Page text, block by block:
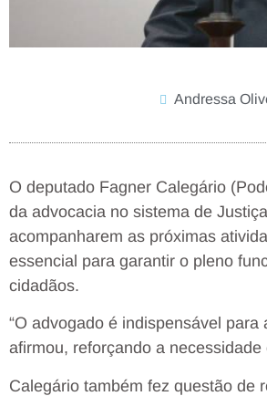
Andressa
O deputado Fagner Calegário
da advocacia no sistema de
acompanharem as próximas
essencial para garantir o pleno
cidadãos.
“O advogado é indispensável
afirmou, reforçando a
Calegário também fez questão de